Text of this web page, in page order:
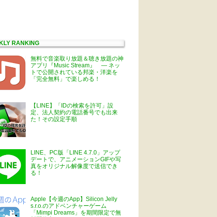
RANKING
無料で音楽取り放題＆聴き放題の神
アプリ『Music Stream』 ― ネッ
トで公開されている邦楽・洋楽を
「完全無料」で楽しめる！
【LINE】「IDの検索を許可」設
定、法人契約の電話番号でも出来
た！その設定手順
LINE、PC版「LINE 4.7.0」アップ
デートで、アニメーションGIFや写
真をオリジナル解像度で送信でき
る！
Apple【今週のApp】Silicon Jelly
s.r.o.のアドベンチャーゲーム
「Mimpi Dreams」を期間限定で無